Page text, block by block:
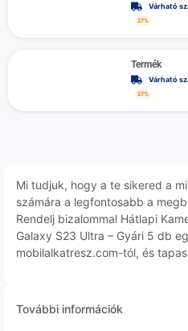
Várható
27%
Termék
Várható
27%
Mi tudjuk, hogy a te sikered a
számára a legfontosabb a
Rendelj bizalommal Hátlapi
Galaxy S23 Ultra – Gyári 5 db
mobilalkatresz.com-tól, és
További információk